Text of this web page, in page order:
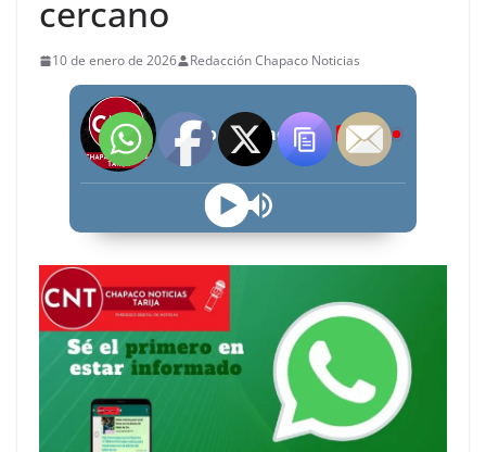
cercano
10 de enero de 2026 Redacción Chapaco Noticias
Radio Chapaco Noticias Las 24 horas en vivo LIVE